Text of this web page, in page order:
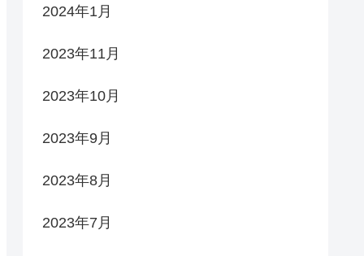
2024年1月
2023年11月
2023年10月
2023年9月
2023年8月
2023年7月